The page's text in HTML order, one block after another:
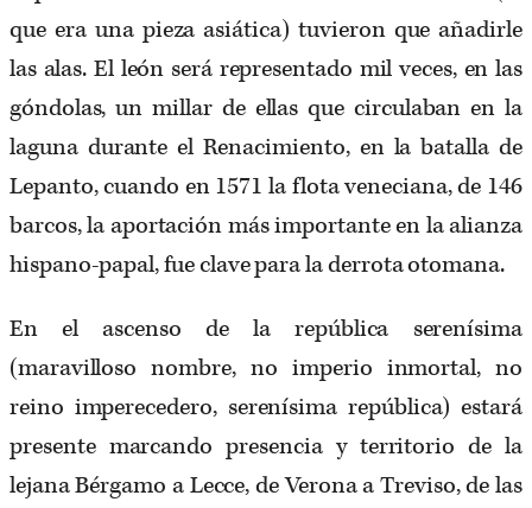
que era una pieza asiática) tuvieron que añadirle
las alas. El león será representado mil veces, en las
góndolas, un millar de ellas que circulaban en la
laguna durante el Renacimiento, en la batalla de
Lepanto, cuando en 1571 la flota veneciana, de 146
barcos, la aportación más importante en la alianza
hispano-papal, fue clave para la derrota otomana.
En el ascenso de la república serenísima
(maravilloso nombre, no imperio inmortal, no
reino imperecedero, serenísima república) estará
presente marcando presencia y territorio de la
lejana Bérgamo a Lecce, de Verona a Treviso, de las